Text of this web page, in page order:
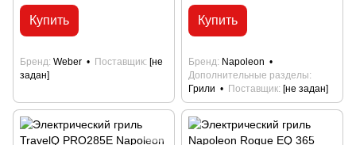
Купить
Бренд Weber Поставщик [не
задан]
Купить
Бренд Napoleon
Дополнительные разделы
Грили
Поставщик [не задан]